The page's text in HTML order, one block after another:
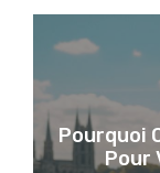
Pourquoi
Pour